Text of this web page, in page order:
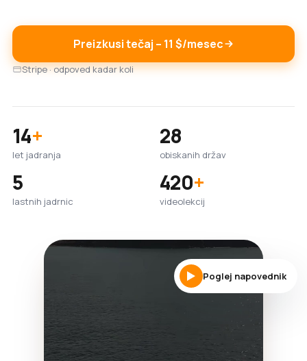
Preizkusi tečaj – 11 $/mesec
Stripe · odpoved kadar koli
14+
let jadranja
28
obiskanih držav
5
lastnih jadrnic
420+
videolekcij
Poglej napovednik